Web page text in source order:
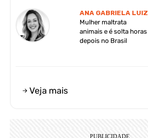
ANA GABRIELA LUIZ
Mulher maltrata
animais e é solta horas
depois no Brasil
Veja mais